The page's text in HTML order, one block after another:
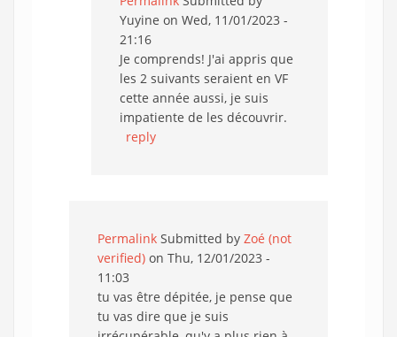
Yuyine on Wed, 11/01/2023 -
21:16
Je comprends! J'ai appris que
les 2 suivants seraient en VF
cette année aussi, je suis
impatiente de les découvrir.
reply
Permalink Submitted by Zoé (not
verified) on Thu, 12/01/2023 -
11:03
tu vas être dépitée, je pense que
tu vas dire que je suis